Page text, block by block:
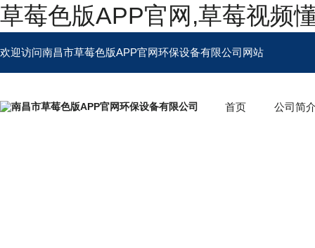
草莓色版APP官网,草莓视频
欢迎访问南昌市草莓色版APP官网环保设备有限公司网站
首页 公司简